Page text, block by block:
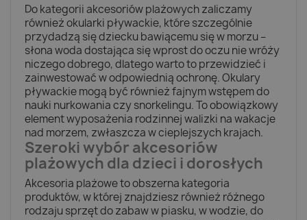
Do kategorii akcesoriów plażowych zaliczamy
również okularki pływackie, które szczególnie
przydadzą się dziecku bawiącemu się w morzu –
słona woda dostająca się wprost do oczu nie wróży
niczego dobrego, dlatego warto to przewidzieć i
zainwestować w odpowiednią ochronę. Okulary
pływackie mogą być również fajnym wstępem do
nauki nurkowania czy snorkelingu. To obowiązkowy
element wyposażenia rodzinnej walizki na wakacje
nad morzem, zwłaszcza w cieplejszych krajach.
Szeroki wybór akcesoriów
plażowych dla dzieci i dorosłych
Akcesoria plażowe to obszerna kategoria
produktów, w której znajdziesz również różnego
rodzaju sprzęt do zabaw w piasku, w wodzie, do